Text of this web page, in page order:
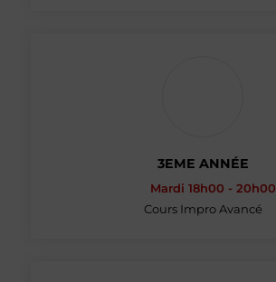
3EME ANNÉE
Mardi 18h00 - 20h00
Cours Impro Avancé